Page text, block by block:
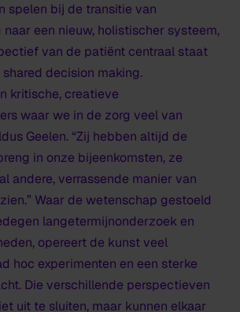
spelen bij de transitie van
een nieuw, holistischer systeem,
van de patiënt centraal staat
decision making.
kritische, creatieve
waar we in de zorg veel van
Geelen. “Zij hebben altijd de
in onze bijeenkomsten, ze
andere, verrassende manier van
Waar de wetenschap gestoeld
langetermijnonderzoek en
opereert de kunst veel
hoc experimenten en een sterke
Die verschillende perspectieven
uit te sluiten, maar kunnen elkaar